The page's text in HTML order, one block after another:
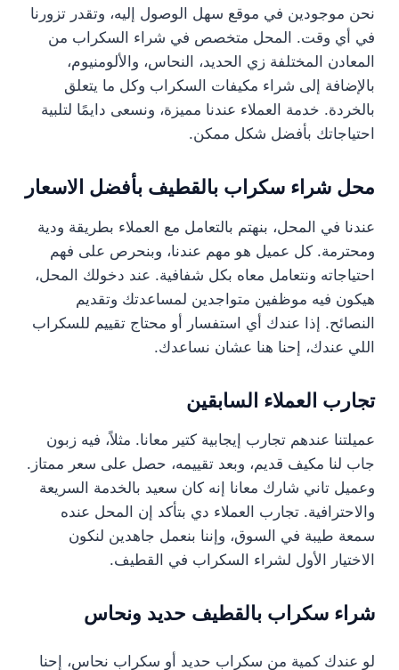
نحن موجودين في موقع سهل الوصول إليه، وتقدر تزورنا
في أي وقت. المحل متخصص في شراء السكراب من
المعادن المختلفة زي الحديد، النحاس، والألومنيوم،
بالإضافة إلى شراء مكيفات السكراب وكل ما يتعلق
بالخردة. خدمة العملاء عندنا مميزة، ونسعى دايمًا لتلبية
احتياجاتك بأفضل شكل ممكن.
محل شراء سكراب بالقطيف بأفضل الاسعار
عندنا في المحل، بنهتم بالتعامل مع العملاء بطريقة ودية
ومحترمة. كل عميل هو مهم عندنا، وبنحرص على فهم
احتياجاته ونتعامل معاه بكل شفافية. عند دخولك المحل،
هيكون فيه موظفين متواجدين لمساعدتك وتقديم
النصائح. إذا عندك أي استفسار أو محتاج تقييم للسكراب
اللي عندك، إحنا هنا عشان نساعدك.
تجارب العملاء السابقين
عميلتنا عندهم تجارب إيجابية كتير معانا. مثلاً، فيه زبون
جاب لنا مكيف قديم، وبعد تقييمه، حصل على سعر ممتاز.
وعميل تاني شارك معانا إنه كان سعيد بالخدمة السريعة
والاحترافية. تجارب العملاء دي بتأكد إن المحل عنده
سمعة طيبة في السوق، وإننا بنعمل جاهدين لنكون
الاختيار الأول لشراء السكراب في القطيف.
شراء سكراب بالقطيف حديد ونحاس
لو عندك كمية من سكراب حديد أو سكراب نحاس، إحنا